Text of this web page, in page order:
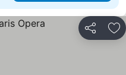
Partager